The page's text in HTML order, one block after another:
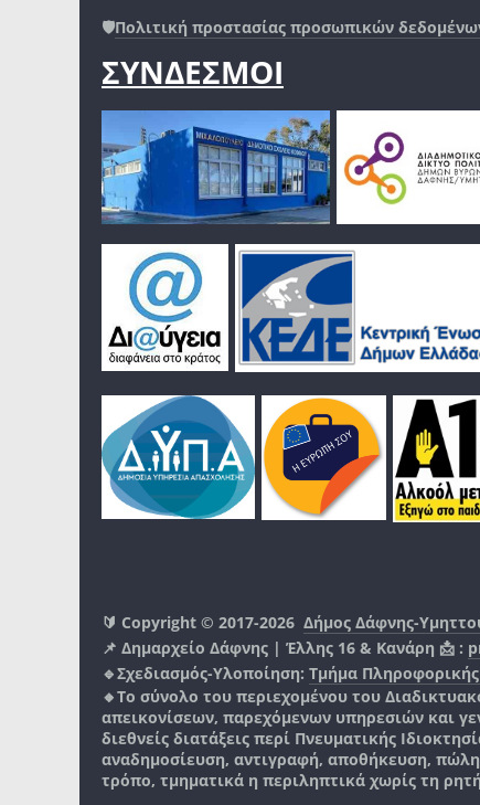
🛡️Πολιτική προστασίας προσωπικών
ΣΥΝΔΕΣΜΟΙ
🔰 Copyright © 2017-2026 Δήμος Δάφνης-
📌 Δημαρχείο Δάφνης | Έλλης 16 & Κανάρη 📩 :
🔹Σχεδιασμός-Υλοποίηση: Τμήμα
🔸Το σύνολο του περιεχομένου του
απεικονίσεων, παρεχόμενων υπηρεσιών και
διεθνείς διατάξεις περί Πνευματικής
αναδημοσίευση, αντιγραφή, αποθήκευση,
τρόπο, τμηματικά η περιληπτικά χωρίς τη